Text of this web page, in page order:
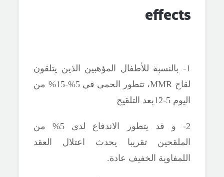
effects
1- بالنسبة للأطفال المؤهبين الذين يتلقون
لقاح MMR
، تتطور الحمى في 5%-15% من
اليوم 5-12بعد التلقيح
2- و قد يتطور الاندفاع لدى 5% من
الملقحين تقريبا يحدث اعتلال
العقد
اللمفاوية الخفيف عادة.